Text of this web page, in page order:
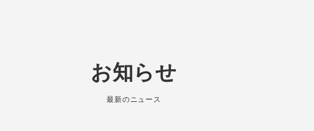
お知らせ
最新のニュース